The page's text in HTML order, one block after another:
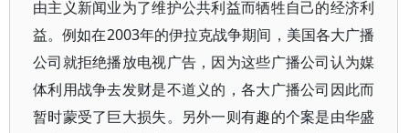
由主义新闻业为了维护公共利益而牺牲自己的经济利
益。例如在2003年的伊拉克战争期间，美国各大广播
公司就拒绝播放电视广告，因为这些广播公司认为媒
体利用战争去发财是不道义的，各大广播公司因此而
暂时蒙受了巨大损失。另外一则有趣的个案是由华盛